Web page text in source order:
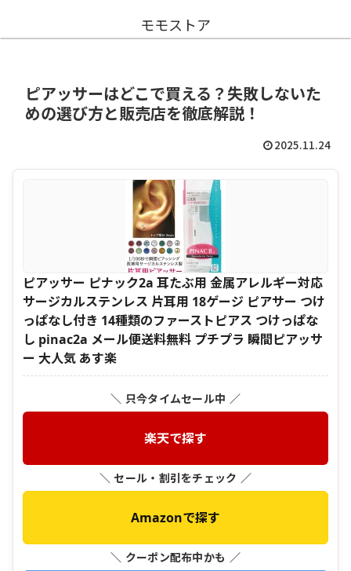
モモストア
ピアッサーはどこで買える？失敗しないた
めの選び方と販売店を徹底解説！
2025.11.24
ピアッサー ピナック2a 耳たぶ用 金属アレルギー対応
サージカルステンレス 片耳用 18ゲージ ピアサー つけ
っぱなし付き 14種類のファーストピアス つけっぱな
し pinac2a メール便送料無料 プチプラ 瞬間ピアッサ
ー 大人気 あす楽
＼ 只今タイムセール中 ／
楽天で探す
＼ セール・割引をチェック ／
Amazonで探す
＼ クーポン配布中かも ／